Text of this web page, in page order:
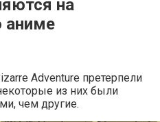
на
аниме
Adventure претерпели
из них были
чем другие.